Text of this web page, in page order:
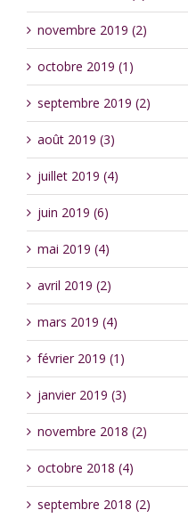
novembre 2019 (2)
octobre 2019 (1)
septembre 2019 (2)
août 2019 (3)
juillet 2019 (4)
juin 2019 (6)
mai 2019 (4)
avril 2019 (2)
mars 2019 (4)
février 2019 (1)
janvier 2019 (3)
novembre 2018 (2)
octobre 2018 (4)
septembre 2018 (2)